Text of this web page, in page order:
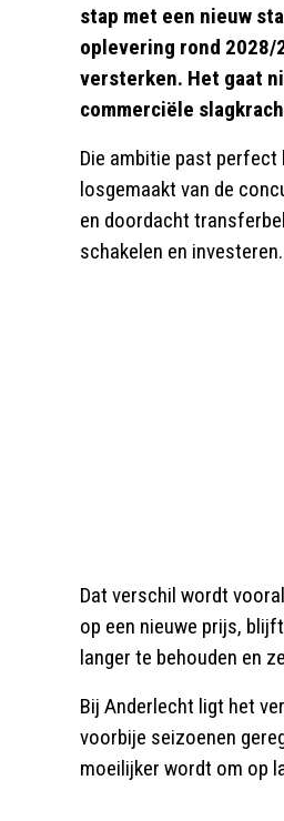
stap met een nieuw
oplevering rond 2028/
versterken. Het gaat
commerciële
Die ambitie past perfect
losgemaakt van de
en doordacht
schakelen en investeren.
Dat verschil wordt
op een nieuwe prijs,
langer te behouden en
Bij Anderlecht ligt het
voorbije seizoenen
moeilijker wordt om op